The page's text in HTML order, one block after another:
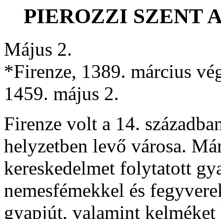
PIEROZZI SZENT
Május 2.
*Firenze, 1389. március
1459. május 2.
Firenze volt a 14.
helyzetben levő városa.
kereskedelmet folytatott
nemesfémekkel és
gyapjút, valamint